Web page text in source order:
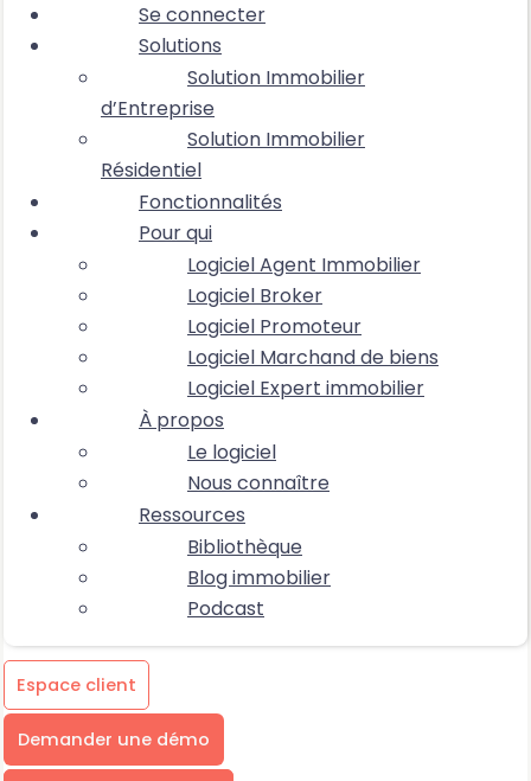
Se connecter
Solutions
Solution Immobilier
d’Entreprise
Solution Immobilier
Résidentiel
Fonctionnalités
Pour qui
Logiciel Agent Immobilier
Logiciel Broker
Logiciel Promoteur
Logiciel Marchand de biens
Logiciel Expert immobilier
À propos
Le logiciel
Nous connaître
Ressources
Bibliothèque
Blog immobilier
Podcast
Espace client
Demander une démo